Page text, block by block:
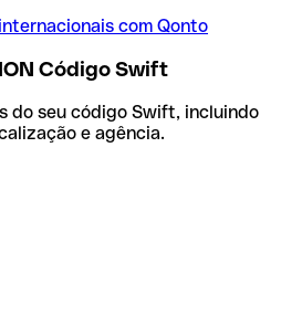
com Qonto
Código Swift
do seu código Swift, incluindo
e agência.